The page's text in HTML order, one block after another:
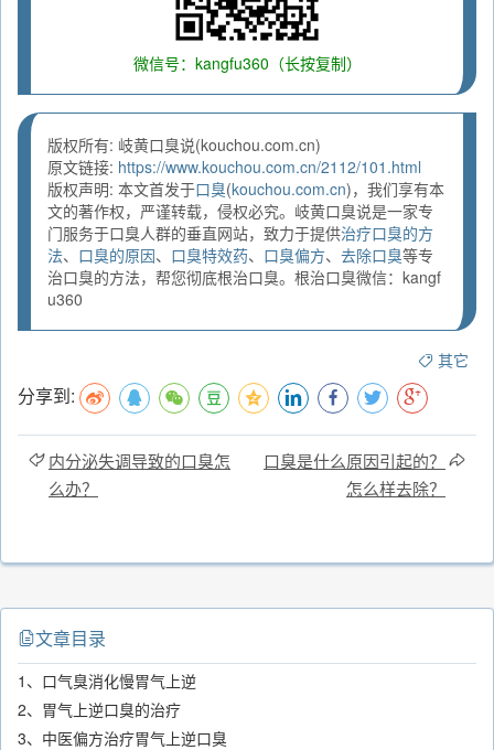
微信号：kangfu360（长按复制）
版权所有: 岐黄口臭说(kouchou.com.cn)
原文链接: https://www.kouchou.com.cn/2112/101.html
版权声明: 本文首发于口臭(kouchou.com.cn)，我们享有本
文的著作权，严谨转载，侵权必究。岐黄口臭说是一家专
门服务于口臭人群的垂直网站，致力于提供治疗口臭的方
法、 口臭的原因、 口臭特效药、 口臭偏方、 去除口臭等专
治口臭的方法，帮您彻底根治口臭。根治口臭微信：kangf
u360
其它
分享到:
内分泌失调导致的口臭怎
么办？
口臭是什么原因引起的？
怎么样去除？
文章目录
1、口气臭消化慢胃气上逆
2、胃气上逆口臭的治疗
3、中医偏方治疗胃气上逆口臭